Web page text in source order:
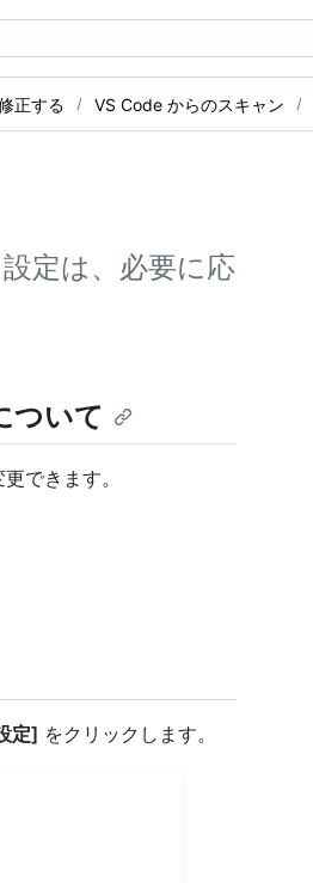
正する VS Code からのスキャン
定は、必要に応
ついて
できます。
定] をクリックします。